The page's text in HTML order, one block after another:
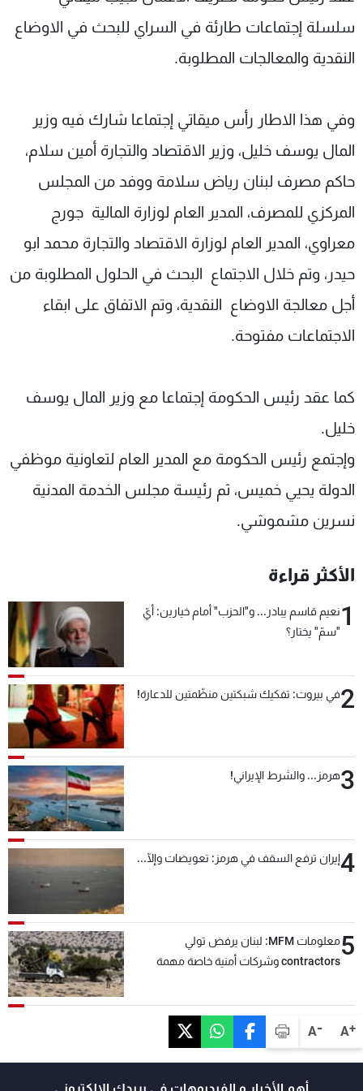
A+
A-
سلسلة إجتماعات طارئة في السراي للبحث في الاوضاع
النقدية والمعالجات المطلوبة.
وفي هذا الاطار رأس ميقاتي إجتماعا شارك فيه وزير
المال يوسف خليل، وزير الاقتصاد والتجارة أمين سلام،
حاكم مصرف لبنان رياض سلامة ووفد من المجلس
المركزي للمصرف، المدير العام لوزارة المالية جورج
معراوي، المدير العام لوزارة الاقتصاد والتجارة محمد ابو
حيدر، وتم خلال الاجتماع البحث في الحلول المطلوبة من
أجل معالجة الاوضاع النقدية، وتم الاتفاق على ابقاء
الاجتماعات مفتوحة.
كما عقد رئيس الحكومة إجتماعا مع وزير المال يوسف
خليل.
وإجتمع رئيس الحكومة مع المدير العام لتعاونية موظفي
الدولة يحيي خميس، ثم رئيسة مجلس الخدمة المدنية
نسرين مشموشي.
الأكثر قراءة
1نعيم قاسم يبادر... و"الحزب" أمام خيارين: أيّ
"سمّ" يختار؟
2في بيروت: تفكيك شبكتين منظّمتين للدعارة!
3هرمز... والشرط الإيراني!
4إيران ترفع السقف في هرمز: تعويضات وإلّا...
5
معلومات MFM: لبنان يرفض تولي
contractors وشركات أمنية خاصة مهمة
شاهد البرامج
الترددات
لاعلاناتكم
شروط الإسـتخدام
سياسة الخصوصية